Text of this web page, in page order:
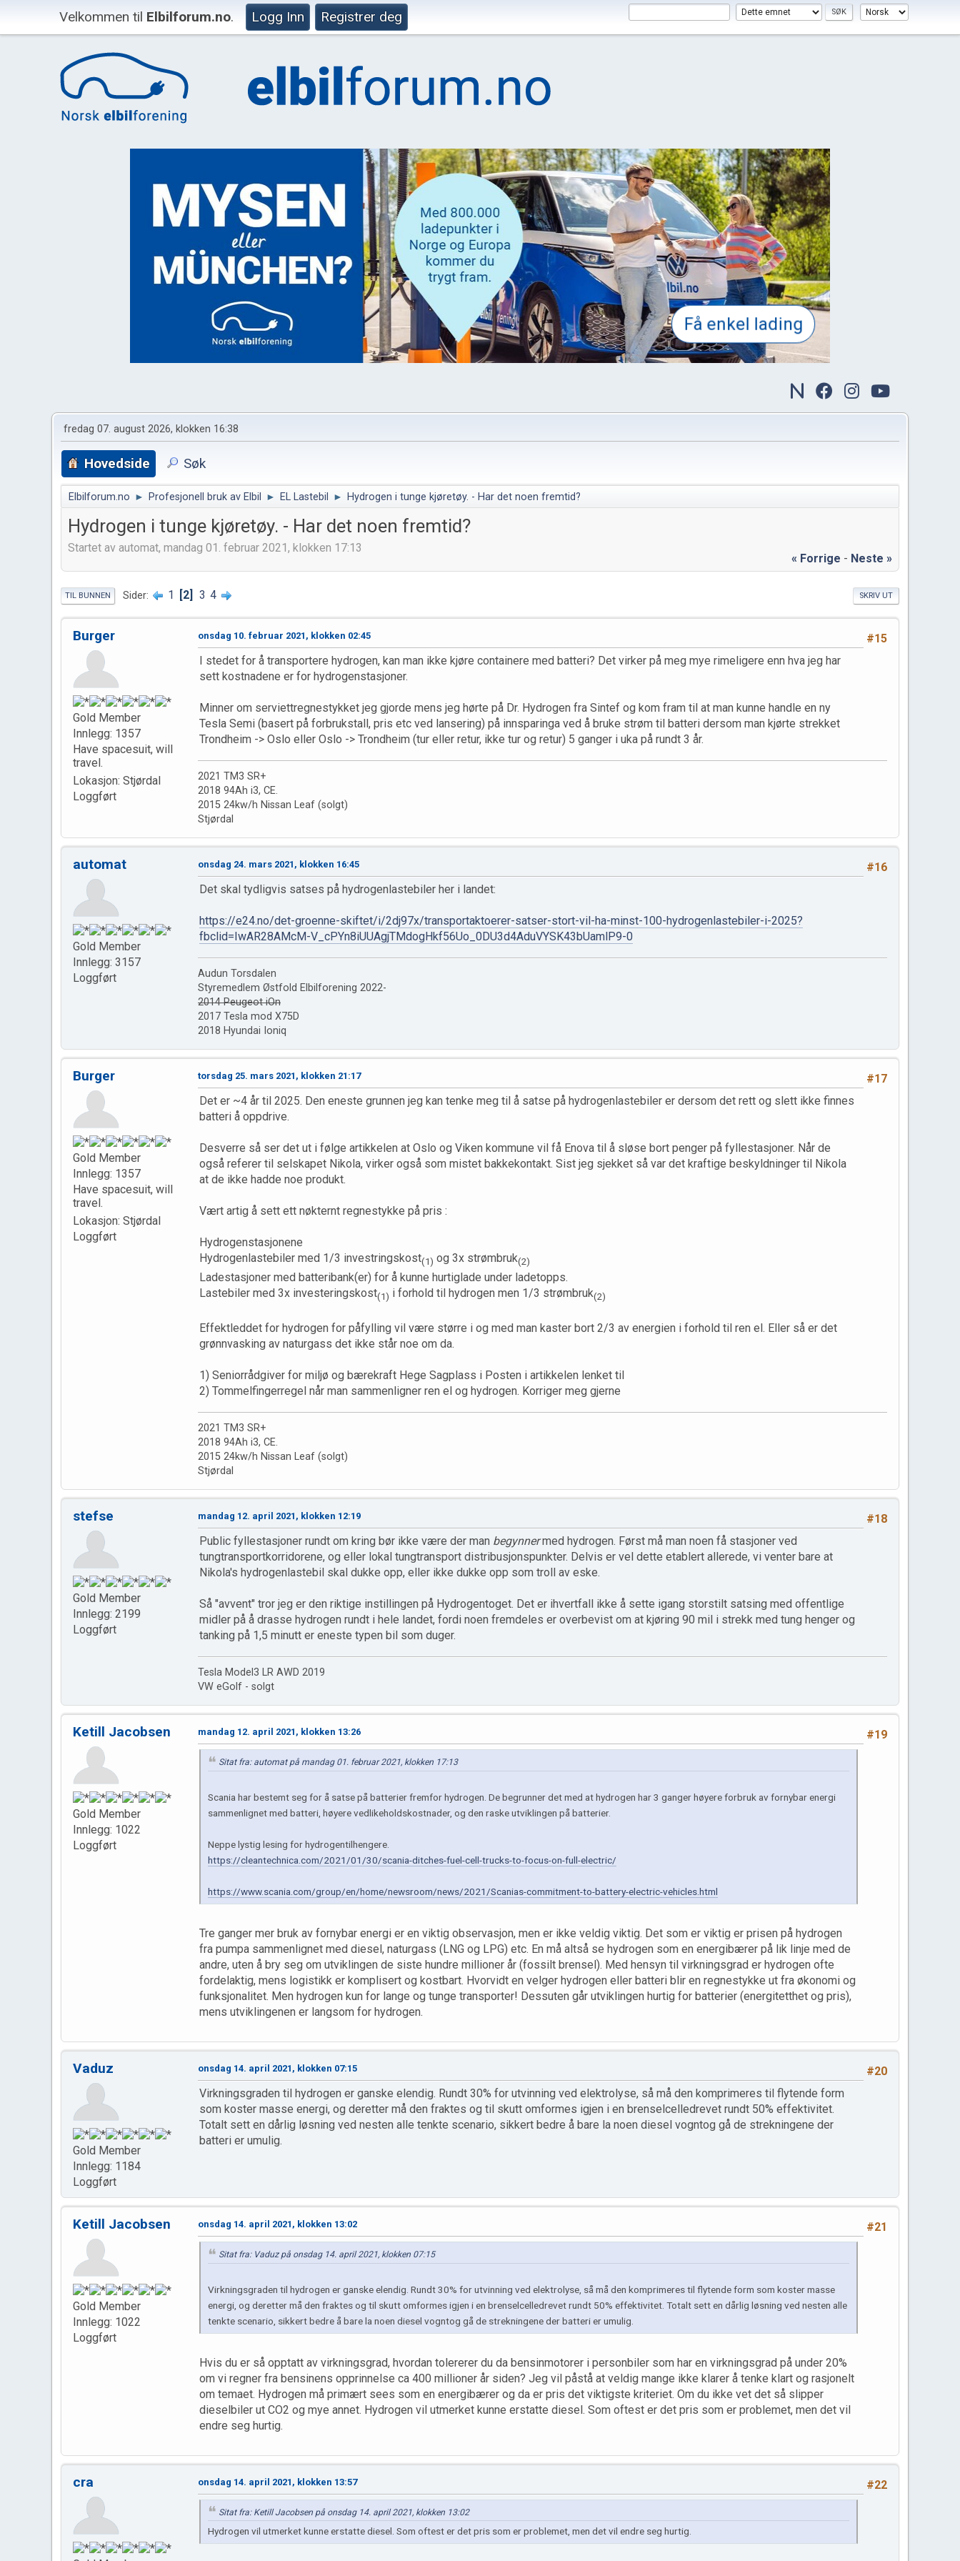
Velkommen til Elbilforum.no. Logg Inn Registrer deg
fredag 07. august 2026, klokken 16:38
Hovedside Søk
Elbilforum.no ► Profesjonell bruk av Elbil ► EL Lastebil ► Hydrogen i tunge kjøretøy. - Har det noen fremtid?
Hydrogen i tunge kjøretøy. - Har det noen fremtid?
Startet av automat, mandag 01. februar 2021, klokken 17:13
« Forrige - Neste »
SKRIV UT
TIL BUNNEN Sider 1 2 3 4
Burger
Gold Member
Innlegg: 1357
Have spacesuit, will
travel.
Lokasjon: Stjørdal
Loggført
#15
onsdag 10. februar 2021, klokken 02:45
I stedet for å transportere hydrogen, kan man ikke kjøre containere med batteri? Det virker på meg mye rimeligere enn hva jeg har
sett kostnadene er for hydrogenstasjoner.
Minner om serviettregnestykket jeg gjorde mens jeg hørte på Dr. Hydrogen fra Sintef og kom fram til at man kunne handle en ny
Tesla Semi (basert på forbrukstall, pris etc ved lansering) på innsparinga ved å bruke strøm til batteri dersom man kjørte strekket
Trondheim -> Oslo eller Oslo -> Trondheim (tur eller retur, ikke tur og retur) 5 ganger i uka på rundt 3 år.
2021 TM3 SR+
2018 94Ah i3, CE.
2015 24kw/h Nissan Leaf (solgt)
Stjørdal
automat
Gold Member
Innlegg: 3157
Loggført
#16
onsdag 24. mars 2021, klokken 16:45
Det skal tydligvis satses på hydrogenlastebiler her i landet:
https://e24.no/det-groenne-skiftet/i/2dj97x/transportaktoerer-satser-stort-vil-ha-minst-100-hydrogenlastebiler-i-2025?
fbclid=IwAR28AMcM-V_cPYn8iUUAgjTMdogHkf56Uo_0DU3d4AduVYSK43bUamlP9-0
Audun Torsdalen
Styremedlem Østfold Elbilforening 2022-
2014 Peugeot iOn
2017 Tesla mod X75D
2018 Hyundai Ioniq
Burger
Gold Member
Innlegg: 1357
Have spacesuit, will
travel.
Lokasjon: Stjørdal
Loggført
#17
torsdag 25. mars 2021, klokken 21:17
Det er ~4 år til 2025. Den eneste grunnen jeg kan tenke meg til å satse på hydrogenlastebiler er dersom det rett og slett ikke finnes
batteri å oppdrive.
Desverre så ser det ut i følge artikkelen at Oslo og Viken kommune vil få Enova til å sløse bort penger på fyllestasjoner. Når de
også referer til selskapet Nikola, virker også som mistet bakkekontakt. Sist jeg sjekket så var det kraftige beskyldninger til Nikola
at de ikke hadde noe produkt.
Vært artig å sett ett nøkternt regnestykke på pris :
Hydrogenstasjonene
Hydrogenlastebiler med 1/3 investringskost(1) og 3x strømbruk(2)
Ladestasjoner med batteribank(er) for å kunne hurtiglade under ladetopps.
Lastebiler med 3x investeringskost(1) i forhold til hydrogen men 1/3 strømbruk(2)
Effektleddet for hydrogen for påfylling vil være større i og med man kaster bort 2/3 av energien i forhold til ren el. Eller så er det
grønnvasking av naturgass det ikke står noe om da.
1) Seniorrådgiver for miljø og bærekraft Hege Sagplass i Posten i artikkelen lenket til
2) Tommelfingerregel når man sammenligner ren el og hydrogen. Korriger meg gjerne
2021 TM3 SR+
2018 94Ah i3, CE.
2015 24kw/h Nissan Leaf (solgt)
Stjørdal
stefse
Gold Member
Innlegg: 2199
Loggført
#18
mandag 12. april 2021, klokken 12:19
Public fyllestasjoner rundt om kring bør ikke være der man begynnermed hydrogen. Først må man noen få stasjoner ved
tungtransportkorridorene, og eller lokal tungtransport distribusjonspunkter. Delvis er vel dette etablert allerede, vi venter bare at
Nikola's hydrogenlastebil skal dukke opp, eller ikke dukke opp som troll av eske.
Så "avvent" tror jeg er den riktige instillingen på Hydrogentoget. Det er ihvertfall ikke å sette igang storstilt satsing med offentlige
midler på å drasse hydrogen rundt i hele landet, fordi noen fremdeles er overbevist om at kjøring 90 mil i strekk med tung henger og
tanking på 1,5 minutt er eneste typen bil som duger.
Tesla Model3 LR AWD 2019
VW eGolf - solgt
Ketill Jacobsen
Gold Member
Innlegg: 1022
Loggført
#19
mandag 12. april 2021, klokken 13:26
Sitat fra: automat på mandag 01. februar 2021, klokken 17:13
Scania har bestemt seg for å satse på batterier fremfor hydrogen. De begrunner det med at hydrogen har 3 ganger høyere forbruk av fornybar energi
sammenlignet med batteri, høyere vedlikeholdskostnader, og den raske utviklingen på batterier.
Neppe lystig lesing for hydrogentilhengere.
https://cleantechnica.com/2021/01/30/scania-ditches-fuel-cell-trucks-to-focus-on-full-electric/
https://www.scania.com/group/en/home/newsroom/news/2021/Scanias-commitment-to-battery-electric-vehicles.html
Tre ganger mer bruk av fornybar energi er en viktig observasjon, men er ikke veldig viktig. Det som er viktig er prisen på hydrogen
fra pumpa sammenlignet med diesel, naturgass (LNG og LPG) etc. En må altså se hydrogen som en energibærer på lik linje med de
andre, uten å bry seg om utviklingen de siste hundre millioner år (fossilt brensel). Med hensyn til virkningsgrad er hydrogen ofte
fordelaktig, mens logistikk er komplisert og kostbart. Hvorvidt en velger hydrogen eller batteri blir en regnestykke ut fra økonomi og
funksjonalitet. Men hydrogen kun for lange og tunge transporter! Dessuten går utviklingen hurtig for batterier (energitetthet og pris),
mens utviklingenen er langsom for hydrogen.
Vaduz
Gold Member
Innlegg: 1184
Loggført
#20
onsdag 14. april 2021, klokken 07:15
Virkningsgraden til hydrogen er ganske elendig. Rundt 30% for utvinning ved elektrolyse, så må den komprimeres til flytende form
som koster masse energi, og deretter må den fraktes og til skutt omformes igjen i en brenselcelledrevet rundt 50% effektivitet.
Totalt sett en dårlig løsning ved nesten alle tenkte scenario, sikkert bedre å bare la noen diesel vogntog gå de strekningene der
batteri er umulig.
Ketill Jacobsen
Gold Member
Innlegg: 1022
Loggført
#21
onsdag 14. april 2021, klokken 13:02
Sitat fra: Vaduz på onsdag 14. april 2021, klokken 07:15
Virkningsgraden til hydrogen er ganske elendig. Rundt 30% for utvinning ved elektrolyse, så må den komprimeres til flytende form som koster masse
energi, og deretter må den fraktes og til skutt omformes igjen i en brenselcelledrevet rundt 50% effektivitet. Totalt sett en dårlig løsning ved nesten alle
tenkte scenario, sikkert bedre å bare la noen diesel vogntog gå de strekningene der batteri er umulig.
Hvis du er så opptatt av virkningsgrad, hvordan tolererer du da bensinmotorer i personbiler som har en virkningsgrad på under 20%
om vi regner fra bensinens opprinnelse ca 400 millioner år siden? Jeg vil påstå at veldig mange ikke klarer å tenke klart og rasjonelt
om temaet. Hydrogen må primært sees som en energibærer og da er pris det viktigste kriteriet. Om du ikke vet det så slipper
dieselbiler ut CO2 og mye annet. Hydrogen vil utmerket kunne erstatte diesel. Som oftest er det pris som er problemet, men det vil
endre seg hurtig.
cra #22
onsdag 14. april 2021, klokken 13:57
Sitat fra: Ketill Jacobsen på onsdag 14. april 2021, klokken 13:02
Hydrogen vil utmerket kunne erstatte diesel. Som oftest er det pris som er problemet, men det vil endre seg hurtig.